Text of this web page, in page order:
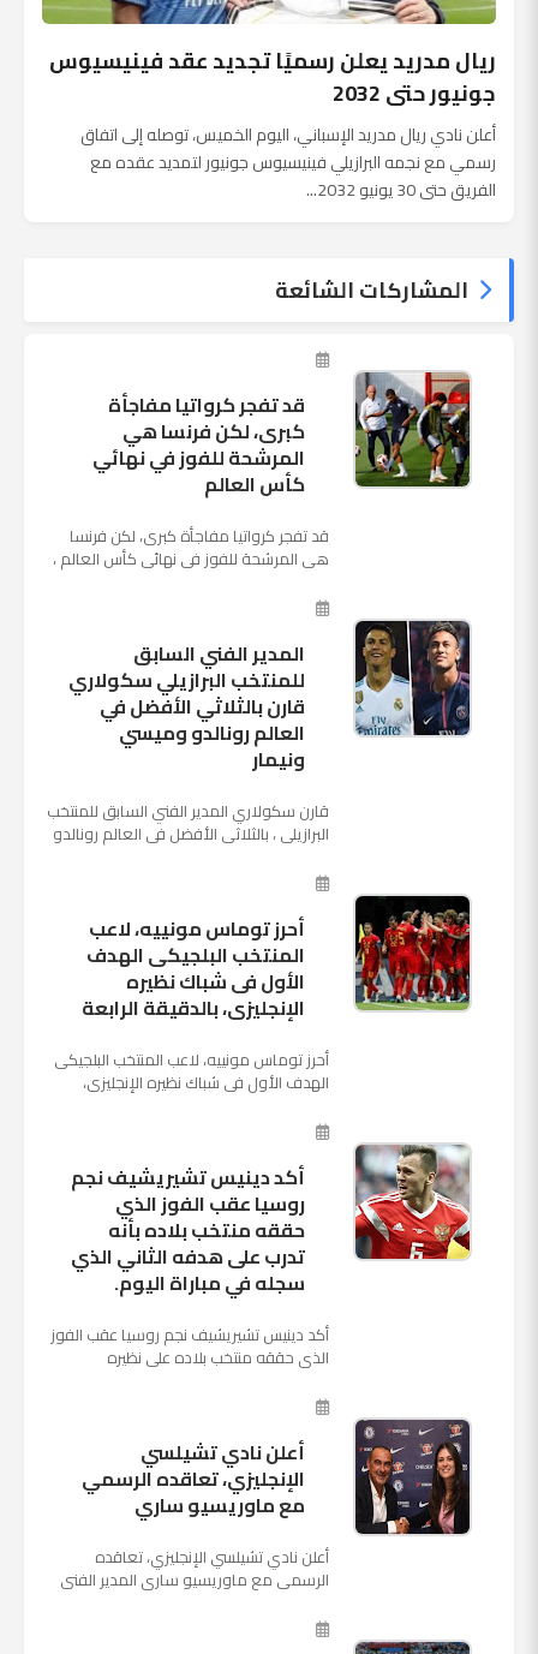
ريال مدريد يعلن رسميًا تجديد عقد فينيسيوس
جونيور حتى 2032
أعلن نادي ريال مدريد الإسباني، اليوم الخميس، توصله إلى اتفاق
رسمي مع نجمه البرازيلي فينيسيوس جونيور لتمديد عقده مع
الفريق حتى 30 يونيو 2032...
المشاركات الشائعة
قد تفجر كرواتيا مفاجأة
كبرى، لكن فرنسا هي
المرشحة للفوز في نهائي
كأس العالم
قد تفجر كرواتيا مفاجأة كبرى، لكن فرنسا
هي المرشحة للفوز في نهائي كأس العالم ،
الروسية في يوم شديد الح...
المدير الفني السابق
للمنتخب البرازيلي سكولاري
قارن بالثلاثي الأفضل في
العالم رونالدو وميسي
ونيمار
قارن سكولاري المدير الفني السابق للمنتخب
البرازيلي ، بالثلاثي الأفضل في العالم رونالدو
نجم ...
أحرز توماس مونييه، لاعب
المنتخب البلجيكى الهدف
الأول فى شباك نظيره
الإنجليزى، بالدقيقة الرابعة
أحرز توماس مونييه، لاعب المنتخب البلجيكى
الهدف الأول فى شباك نظيره الإنجليزى،
بينهما حاليا على م...
أكد دينيس تشيريشيف نجم
روسيا عقب الفوز الذي
حققه منتخب بلاده بأنه
تدرب على هدفه الثاني الذي
سجله في مباراة اليوم.
أكد دينيس تشيريشيف نجم روسيا عقب الفوز
الذي حققه منتخب بلاده على نظيره
كأس العالم بأنه تدرب على هد...
أعلن نادي تشيلسي
الإنجليزي، تعاقده الرسمي
مع ماوريسيو ساري
أعلن نادي تشيلسي الإنجليزي، تعاقده
الرسمي مع ماوريسيو ساري المدير الفني
المقبل وخلافة أنطونيو كو...